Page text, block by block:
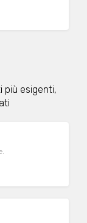
più esigenti,